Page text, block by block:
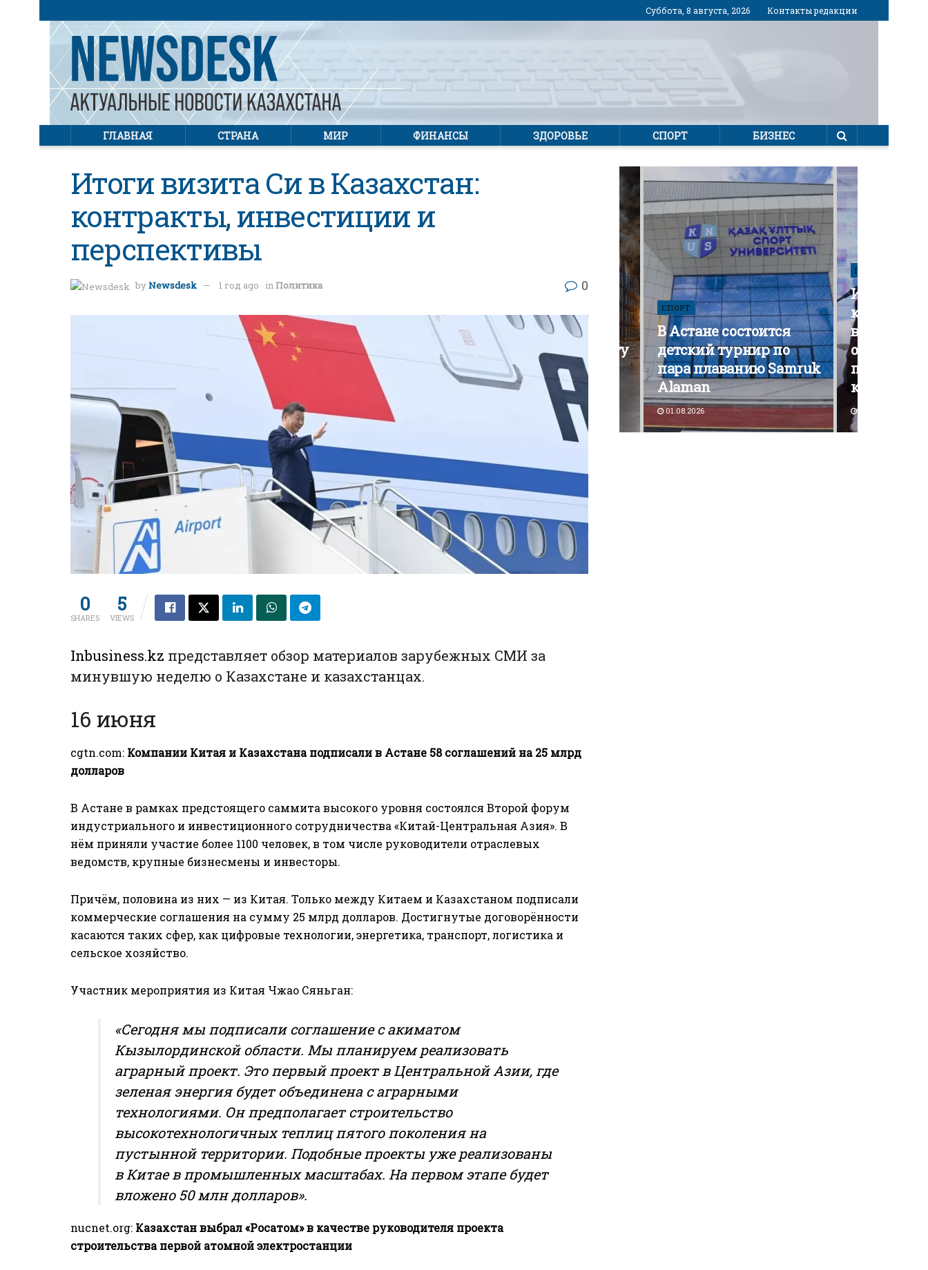
Суббота, 8 августа, 2026 Контакты редакции
ГЛАВНАЯ СТРАНА МИР ФИНАНСЫ ЗДОРОВЬЕ СПОРТ БИЗНЕС
Итоги визита Си в Казахстан:
контракты, инвестиции и
перспективы
byNewsdesk 1 год ago inПолитика 0
0
SHARES
5
VIEWS
Inbusiness.kz представляет обзор материалов зарубежных СМИ за
минувшую неделю о Казахстане и казахстанцах.
16 июня
cgtn.com: Компании Китая и Казахстана подписали в Астане 58 соглашений на 25 млрд
долларов
В Астане в рамках предстоящего саммита высокого уровня состоялся Второй форум
индустриального и инвестиционного сотрудничества «Китай-Центральная Азия». В
нём приняли участие более 1100 человек, в том числе руководители отраслевых
ведомств, крупные бизнесмены и инвесторы.
Причём, половина из них — из Китая. Только между Китаем и Казахстаном подписали
коммерческие соглашения на сумму 25 млрд долларов. Достигнутые договорённости
касаются таких сфер, как цифровые технологии, энергетика, транспорт, логистика и
сельское хозяйство.
Участник мероприятия из Китая Чжао Сяньган:
«Сегодня мы подписали соглашение с акиматом
Кызылординской области. Мы планируем реализовать
аграрный проект. Это первый проект в Центральной Азии, где
зеленая энергия будет объединена с аграрными
технологиями. Он предполагает строительство
высокотехнологичных теплиц пятого поколения на
пустынной территории. Подобные проекты уже реализованы
в Китае в промышленных масштабах. На первом этапе будет
вложено 50 млн долларов».
nucnet.org: Казахстан выбрал «Росатом» в качестве руководителя проекта
строительства первой атомной электростанции
БИЗНЕС
Wildberries начал охоту
за складами в
Казахстане
СПОРТ
В Астане состоится
детский турнир по
пара плаванию Samruk
Alaman
01.08.2026
ПОЛИТИКА
кампания
вышла на
открытой
30.07.2026